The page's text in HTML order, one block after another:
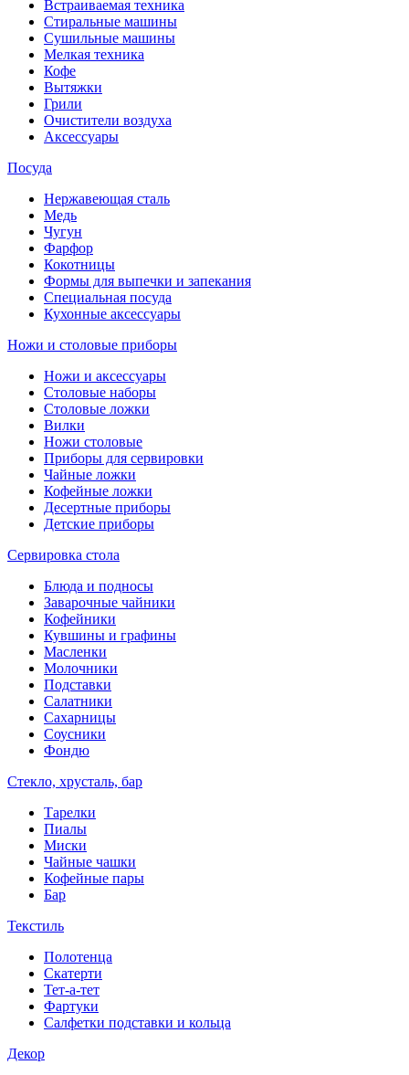
Встраиваемая техника
Стиральные машины
Сушильные машины
Мелкая техника
Кофе
Вытяжки
Грили
Очистители воздуха
Аксессуары
Посуда
Нержавеющая сталь
Медь
Чугун
Фарфор
Кокотницы
Формы для выпечки и запекания
Специальная посуда
Кухонные аксессуары
Ножи и столовые приборы
Ножи и аксессуары
Столовые наборы
Столовые ложки
Вилки
Ножи столовые
Приборы для сервировки
Чайные ложки
Кофейные ложки
Десертные приборы
Детские приборы
Сервировка стола
Блюда и подносы
Заварочные чайники
Кофейники
Кувшины и графины
Масленки
Молочники
Подставки
Салатники
Сахарницы
Соусники
Фондю
Стекло, хрусталь, бар
Тарелки
Пиалы
Миски
Чайные чашки
Кофейные пары
Бар
Текстиль
Полотенца
Скатерти
Тет-а-тет
Фартуки
Салфетки подставки и кольца
Декор